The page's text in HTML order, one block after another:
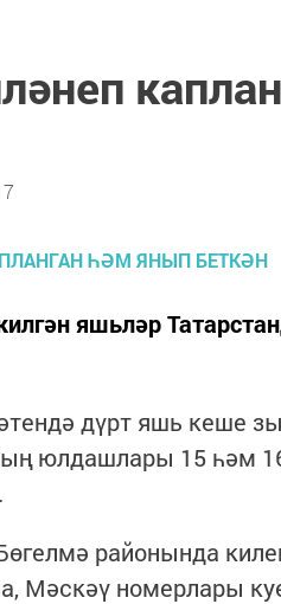
яшьләр
дүрт яшь кеше
юлдашлары 15 һәм
районында
Мәскәү номерлары